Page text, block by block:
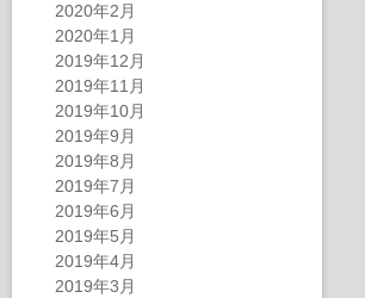
2020年2月
2020年1月
2019年12月
2019年11月
2019年10月
2019年9月
2019年8月
2019年7月
2019年6月
2019年5月
2019年4月
2019年3月